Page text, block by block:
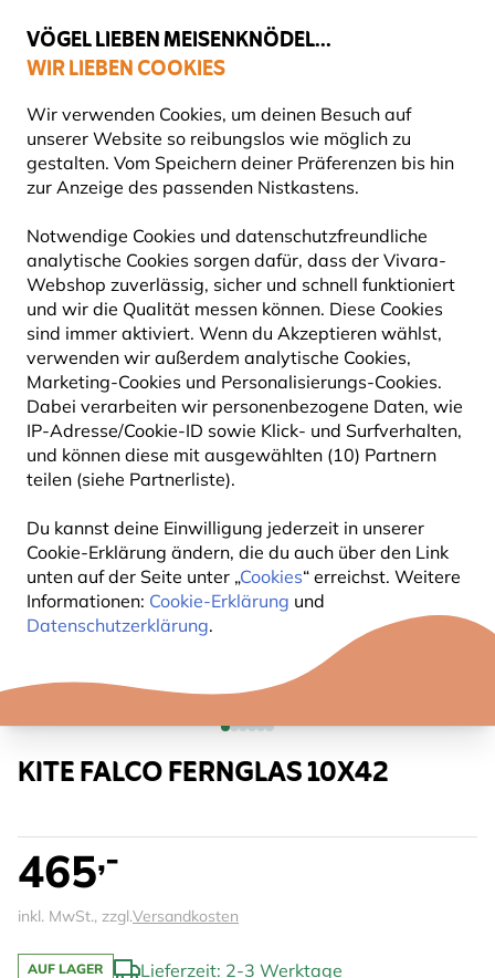
VÖGEL LIEBEN MEISENKNÖDEL...
WIR LIEBEN COOKIES
Wir verwenden Cookies, um deinen Besuch auf
unserer Website so reibungslos wie möglich zu
gestalten. Vom Speichern deiner Präferenzen bis hin
zur Anzeige des passenden Nistkastens.
Notwendige Cookies und datenschutzfreundliche
analytische Cookies sorgen dafür, dass der Vivara-
Webshop zuverlässig, sicher und schnell funktioniert
und wir die Qualität messen können. Diese Cookies
sind immer aktiviert. Wenn du Akzeptieren wählst,
verwenden wir außerdem analytische Cookies,
Marketing-Cookies und Personalisierungs-Cookies.
Dabei verarbeiten wir personenbezogene Daten, wie
IP-Adresse/Cookie-ID sowie Klick- und Surfverhalten,
und können diese mit ausgewählten (10) Partnern
teilen (siehe Partnerliste).
Du kannst deine Einwilligung jederzeit in unserer
Cookie-Erklärung ändern, die du auch über den Link
unten auf der Seite unter „Cookies“ erreichst. Weitere
Informationen: Cookie-Erklärung und
Datenschutzerklärung.
Top-bewertet in 11 Ländern
Gratis Versand ab 49 €
Naturbeobachtung Ferngläser zur Vogelbeobachtung
KITE FALCO FERNGLAS 10X42
465,-
inkl. MwSt., zzgl.Versandkosten
AUF LAGER Lieferzeit: 2-3 Werktage